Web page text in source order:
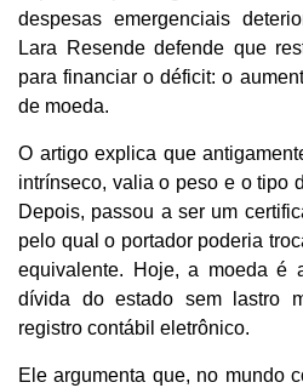
despesas emergenciais
Lara Resende defende que
para financiar o déficit: o
de moeda.
O artigo explica que
intrínseco, valia o peso e o tipo
Depois, passou a ser um
pelo qual o portador poderia
equivalente. Hoje, a moeda é
dívida do estado sem lastro
registro contábil eletrônico.
Ele argumenta que, no mundo